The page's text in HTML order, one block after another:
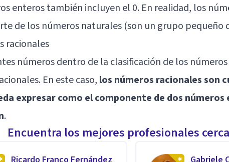
enteros también incluyen el 0. En realidad, los
de los números naturales (son un grupo pequeño
racionales
números dentro de la clasificación de los
En este caso, los números racionales son
expresar como el componente de dos
.
Encuentra los mejores profesionales